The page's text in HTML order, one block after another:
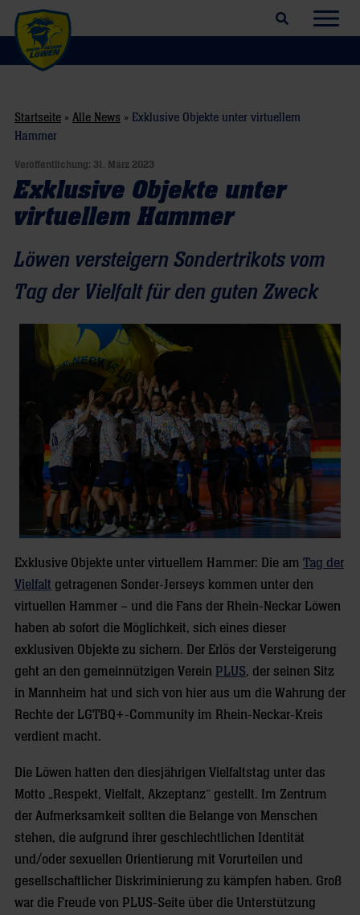
Suchfeld öffnen
Startseite » Alle News » Exklusive Objekte unter virtuellem
Hammer
Veröffentlichung: 31. März 2023
Exklusive Objekte unter
virtuellem Hammer
Löwen versteigern Sondertrikots vom
Tag der Vielfalt für den guten Zweck
Exklusive Objekte unter virtuellem Hammer: Die am Tag der
Vielfalt getragenen Sonder-Jerseys kommen unter den
virtuellen Hammer – und die Fans der Rhein-Neckar Löwen
haben ab sofort die Möglichkeit, sich eines dieser
exklusiven Objekte zu sichern. Der Erlös der Versteigerung
geht an den gemeinnützigen Verein PLUS, der seinen Sitz
in Mannheim hat und sich von hier aus um die Wahrung der
Rechte der LGTBQ+-Community im Rhein-Neckar-Kreis
verdient macht.
Die Löwen hatten den diesjährigen Vielfaltstag unter das
Motto „Respekt, Vielfalt, Akzeptanz“ gestellt. Im Zentrum
der Aufmerksamkeit sollten die Belange von Menschen
stehen, die aufgrund ihrer geschlechtlichen Identität
und/oder sexuellen Orientierung mit Vorurteilen und
gesellschaftlicher Diskriminierung zu kämpfen haben. Groß
war die Freude von PLUS-Seite über die Unterstützung